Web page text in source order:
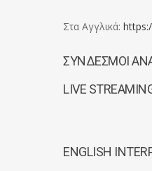
Στα Αγγλικά:
ΣΥΝΔΕΣΜΟΙ
LIVE
ENGLISH